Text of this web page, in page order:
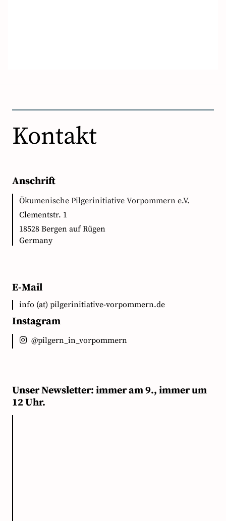
Kontakt
Anschrift
Ökumenische Pilgerinitiative Vorpommern e.V.
Clementstr. 1
18528 Bergen auf Rügen
Germany
E-Mail
info (at) pilgerinitiative-vorpommern.de
Instagram
@pilgern_in_vorpommern
Unser Newsletter: immer am 9., immer um
12 Uhr.